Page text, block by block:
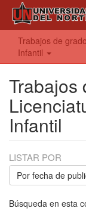
Trabajos de
Infantil
Trabajos
Infantil
LISTAR POR
Por fecha de
Búsqueda en esta